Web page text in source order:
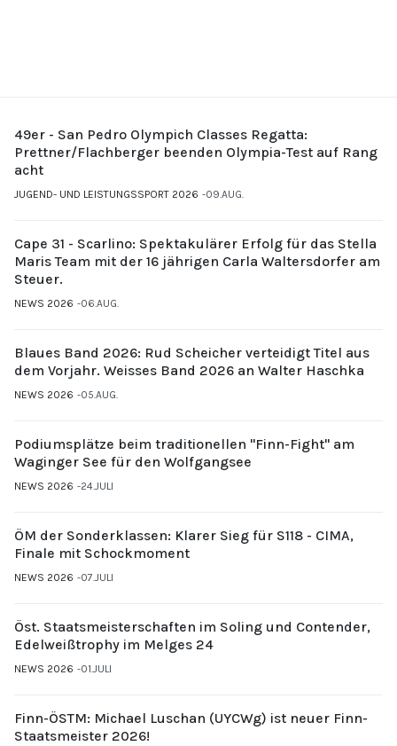
49er - San Pedro Olympich Classes Regatta:
Prettner/Flachberger beenden Olympia-Test auf Rang
acht
JUGEND- UND LEISTUNGSSPORT 2026 09.AUG.
Cape 31 - Scarlino: Spektakulärer Erfolg für das Stella
Maris Team mit der 16 jährigen Carla Waltersdorfer am
Steuer.
NEWS 2026 06.AUG.
Blaues Band 2026: Rud Scheicher verteidigt Titel aus
dem Vorjahr. Weisses Band 2026 an Walter Haschka
NEWS 2026 05.AUG.
Podiumsplätze beim traditionellen "Finn-Fight" am
Waginger See für den Wolfgangsee
NEWS 2026 24.JULI
ÖM der Sonderklassen: Klarer Sieg für S118 - CIMA,
Finale mit Schockmoment
NEWS 2026 07.JULI
Öst. Staatsmeisterschaften im Soling und Contender,
Edelweißtrophy im Melges 24
NEWS 2026 01.JULI
Finn-ÖSTM: Michael Luschan (UYCWg) ist neuer Finn-
Staatsmeister 2026!